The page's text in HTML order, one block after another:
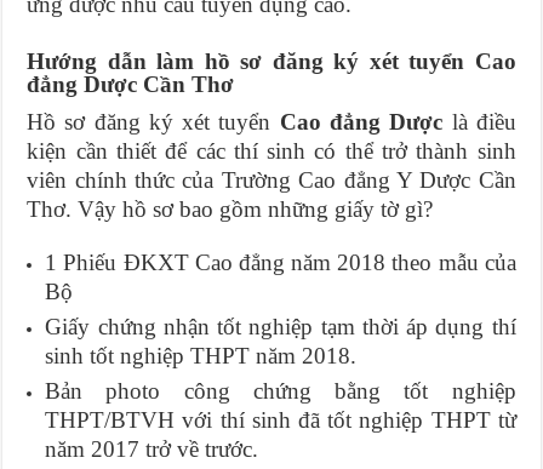
Hướng dẫn làm hồ sơ đăng ký xét tuyển Cao
đẳng Dược Cần Thơ
Hồ sơ đăng ký xét tuyển Cao đẳng Dược là điều
kiện cần thiết để các thí sinh có thể trở thành sinh
viên chính thức của Trường Cao đẳng Y Dược Cần
Thơ. Vậy hồ sơ bao gồm những giấy tờ gì?
1 Phiếu ĐKXT Cao đẳng năm 2018 theo mẫu của
Bộ
Giấy chứng nhận tốt nghiệp tạm thời áp dụng thí
sinh tốt nghiệp THPT năm 2018.
Bản photo công chứng bằng tốt nghiệp
THPT/BTVH với thí sinh đã tốt nghiệp THPT từ
năm 2017 trở về trước.